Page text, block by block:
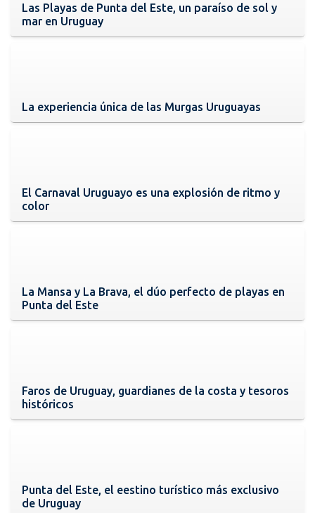
Las Playas de Punta del Este, un paraíso de sol y
mar en Uruguay
La experiencia única de las Murgas Uruguayas
El Carnaval Uruguayo es una explosión de ritmo y
color
La Mansa y La Brava, el dúo perfecto de playas en
Punta del Este
Faros de Uruguay, guardianes de la costa y tesoros
históricos
Punta del Este, el eestino turístico más exclusivo
de Uruguay